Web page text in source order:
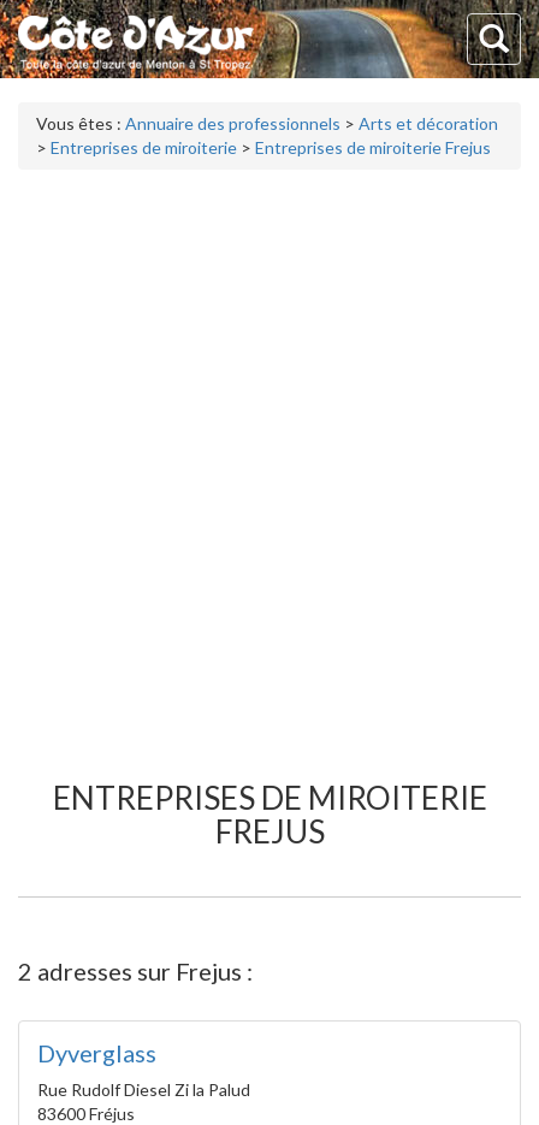
Vous êtes : Annuaire des professionnels > Arts et décoration
> Entreprises de miroiterie > Entreprises de miroiterie Frejus
ENTREPRISES DE MIROITERIE
FREJUS
2 adresses sur Frejus :
Dyverglass
Rue Rudolf Diesel Zi la Palud
83600 Fréjus